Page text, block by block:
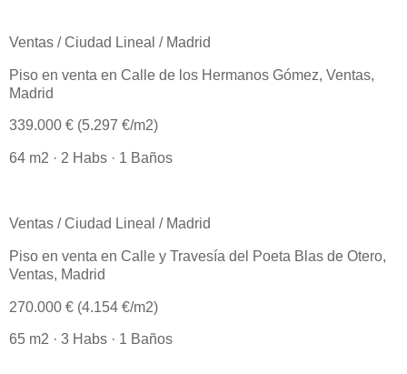
Ventas / Ciudad Lineal / Madrid
Piso en venta en Calle de los Hermanos Gómez, Ventas,
Madrid
339.000 € (5.297 €/m2)
64 m2 · 2 Habs · 1 Baños
Ventas / Ciudad Lineal / Madrid
Piso en venta en Calle y Travesía del Poeta Blas de Otero,
Ventas, Madrid
270.000 € (4.154 €/m2)
65 m2 · 3 Habs · 1 Baños